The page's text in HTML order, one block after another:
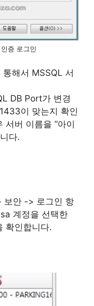
증 로그인
해서 MSSQL 서
DB Port가 변경
이 맞는지 확인
서버 이름을 “아이
다.
보안 -> 로그인 항
계정을 선택한
확인합니다.